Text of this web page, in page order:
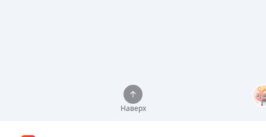
Наверх